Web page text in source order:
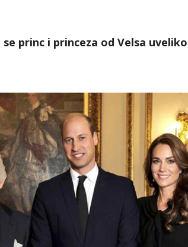
princ i princeza od Velsa uveliko